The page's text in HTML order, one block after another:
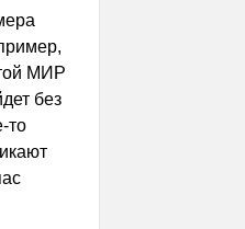
МИР
без
то